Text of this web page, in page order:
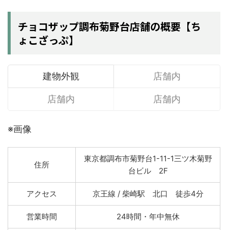
チョコザップ調布菊野台店舗の概要【ち
ょこざっぷ】
建物外観 店舗内
店舗内 店舗内
※画像
住所
東京都調布市菊野台1-11-1三ツ木菊野
台ビル 2F
アクセス 京王線 / 柴崎駅 北口 徒歩4分
営業時間 24時間・年中無休